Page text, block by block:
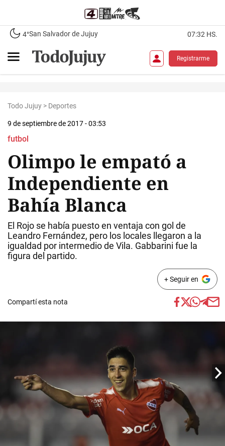
4°San Salvador de Jujuy 07:32 HS.
Registrarme
Todo Jujuy > Deportes
9 de septiembre de 2017 - 03:53
futbol
Olimpo le empató a
Independiente en
Bahía Blanca
El Rojo se había puesto en ventaja con gol de
Leandro Fernández, pero los locales llegaron a la
igualdad por intermedio de Vila. Gabbarini fue la
figura del partido.
+ Seguir en
Compartí esta nota